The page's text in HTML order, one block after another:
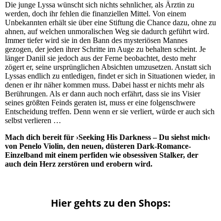
Die junge Lyssa wünscht sich nichts sehnlicher, als Ärztin zu
werden, doch ihr fehlen die finanziellen Mittel. Von einem
Unbekannten erhält sie über eine Stiftung die Chance dazu, ohne zu
ahnen, auf welchen unmoralischen Weg sie dadurch geführt wird.
Immer tiefer wird sie in den Bann des mysteriösen Mannes
gezogen, der jeden ihrer Schritte im Auge zu behalten scheint. Je
länger Daniil sie jedoch aus der Ferne beobachtet, desto mehr
zögert er, seine ursprünglichen Absichten umzusetzen. Anstatt sich
Lyssas endlich zu entledigen, findet er sich in Situationen wieder, in
denen er ihr näher kommen muss. Dabei hasst er nichts mehr als
Berührungen. Als er dann auch noch erfährt, dass sie ins Visier
seines größten Feinds geraten ist, muss er eine folgenschwere
Entscheidung treffen. Denn wenn er sie verliert, würde er auch sich
selbst verlieren …
Mach dich bereit für ›Seeking His Darkness – Du siehst mich‹
von Penelo Violin, den neuen, düsteren Dark-Romance-
Einzelband mit einem perfiden wie obsessiven Stalker, der
auch dein Herz zerstören und erobern wird.
Hier gehts zu den Shops: